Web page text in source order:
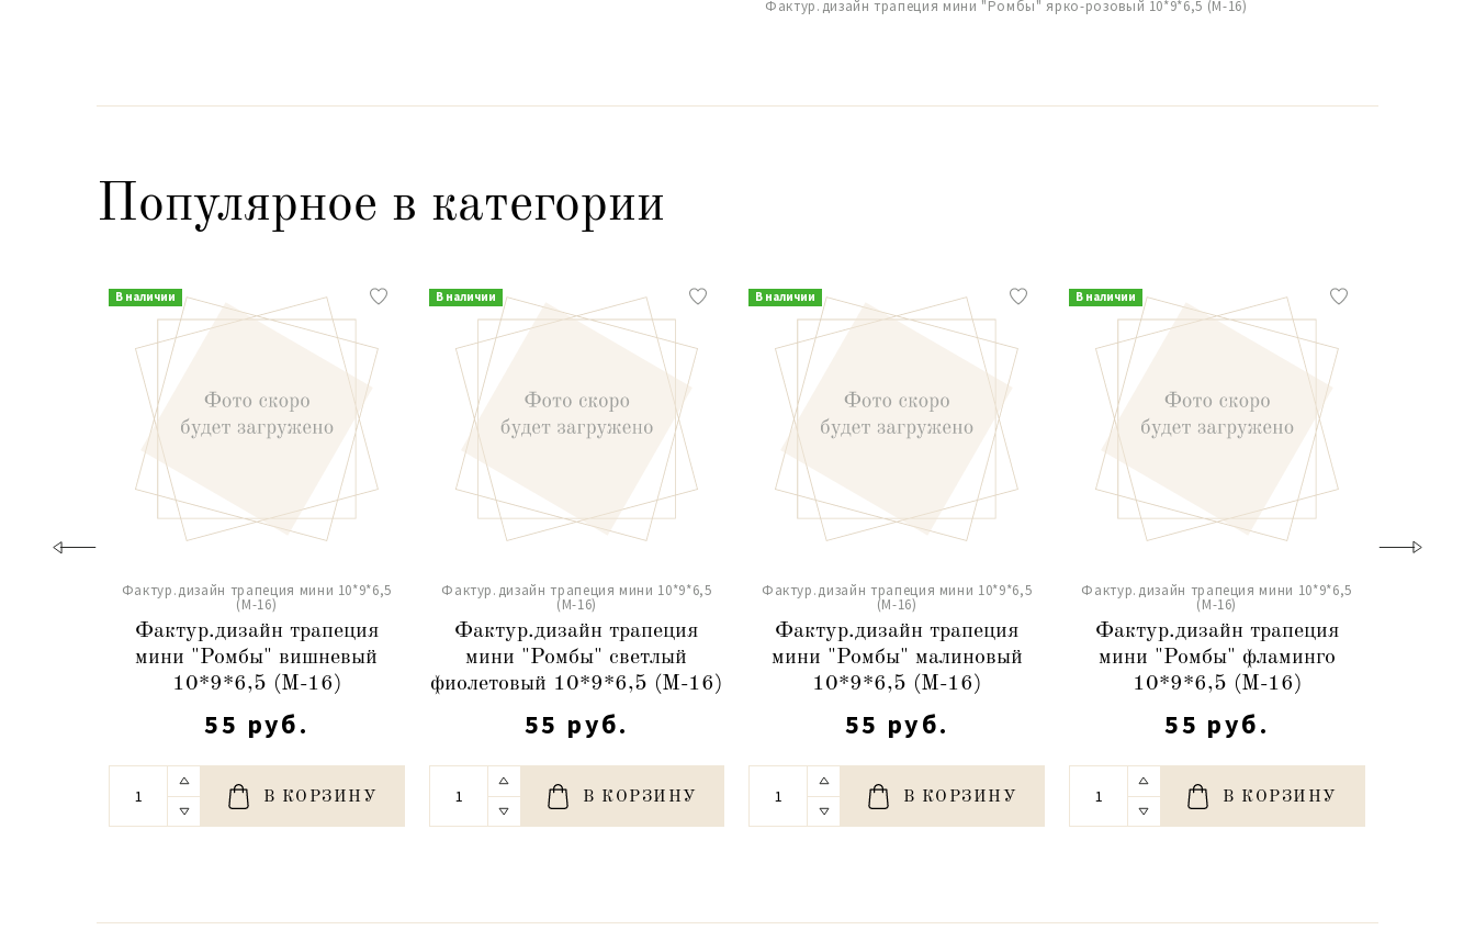
Фактур.дизайн трапеция мини "Ромбы" ярко-розовый 10*9*6,5 (М-16)
Популярное в категории
В наличии
Фактур.дизайн трапеция мини 10*9*6,5
(М-16)
Фактур.дизайн трапеция
мини "Ромбы" вишневый
10*9*6,5 (М-16)
55 руб.
В КОРЗИНУ
В наличии
Фактур.дизайн трапеция мини 10*9*6,5
(М-16)
Фактур.дизайн трапеция
мини "Ромбы" светлый
фиолетовый 10*9*6,5 (М-16)
55 руб.
В КОРЗИНУ
В наличии
Фактур.дизайн трапеция мини 10*9*6,5
(М-16)
Фактур.дизайн трапеция
мини "Ромбы" малиновый
10*9*6,5 (М-16)
55 руб.
В КОРЗИНУ
В наличии
Фактур.дизайн трапеция мини 10*9*6,5
(М-16)
Фактур.дизайн трапеция
мини "Ромбы" фламинго
10*9*6,5 (М-16)
55 руб.
В КОРЗИНУ